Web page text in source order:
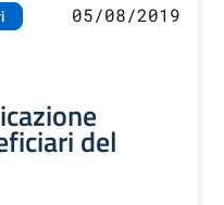
05/08/2019
del